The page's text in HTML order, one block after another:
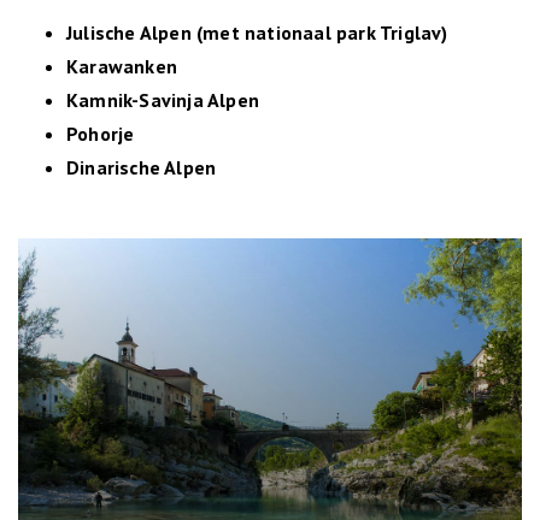
Julische Alpen (met nationaal park Triglav)
Karawanken
Kamnik-Savinja Alpen
Pohorje
Dinarische Alpen